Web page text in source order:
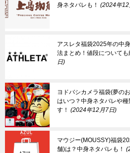
身ネタバレも！
2024年
アスレタ福袋2025年の中
法まとめ！値段についても
日
ヨドバシカメラ福袋(夢の
はいつ？中身ネタバレや
す！
2024年12月7日
マウジー(MOUSSY)福袋
舗)は？中身ネタバレも！